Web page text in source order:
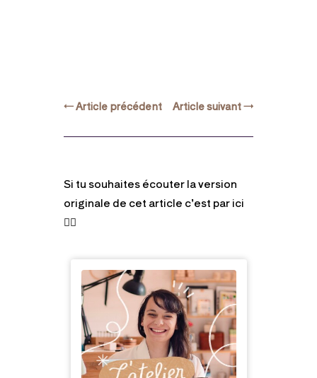
←Article précédent Article suivant→
Si tu souhaites écouter la version
originale de cet article c’est par ici
👇🏻